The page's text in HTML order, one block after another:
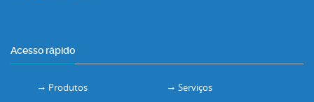
Acesso rápido
Produtos
Serviços